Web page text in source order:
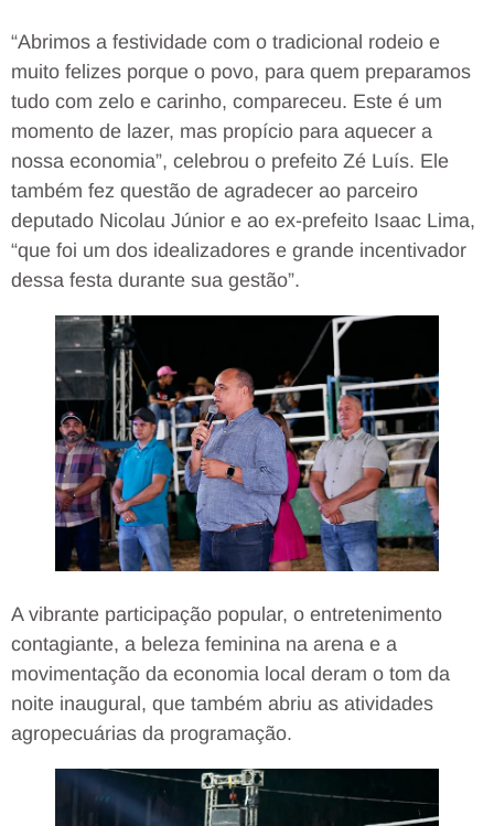
“Abrimos a festividade com o tradicional rodeio e
muito felizes porque o povo, para quem preparamos
tudo com zelo e carinho, compareceu. Este é um
momento de lazer, mas propício para aquecer a
nossa economia”, celebrou o prefeito Zé Luís. Ele
também fez questão de agradecer ao parceiro
deputado Nicolau Júnior e ao ex-prefeito Isaac Lima,
“que foi um dos idealizadores e grande incentivador
dessa festa durante sua gestão”.
A vibrante participação popular, o entretenimento
contagiante, a beleza feminina na arena e a
movimentação da economia local deram o tom da
noite inaugural, que também abriu as atividades
agropecuárias da programação.